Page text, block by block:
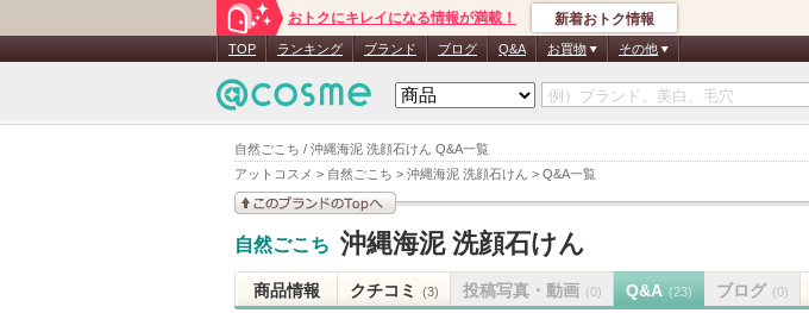
自然ごこち / 沖縄海泥 洗顔石けん Q&A一覧
アットコスメ > 自然ごこち > 沖縄海泥 洗顔石けん > Q&A一覧
おトクにキレイになる情報が満載！ 新着おトク情報
TOP ランキング ブランド ブログ Q&A お買物 その他
このブランドの情報を
見る
自然ごこち 沖縄海泥 洗顔石けん
商品情報 クチコミ (3) 投稿写真・動画 (0) Q&A (23) ブログ (0)